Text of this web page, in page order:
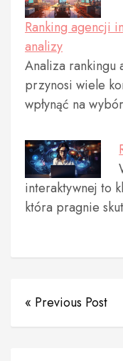
Ranking agencji
analizy
Analiza rankingu
przynosi wiele
wpłynąć na
interaktywnej to
która pragnie
« Previous Post